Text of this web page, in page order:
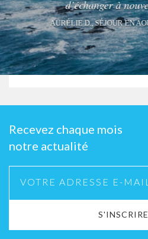
Recevez chaque mois
notre actualité
S'INSCRIRE